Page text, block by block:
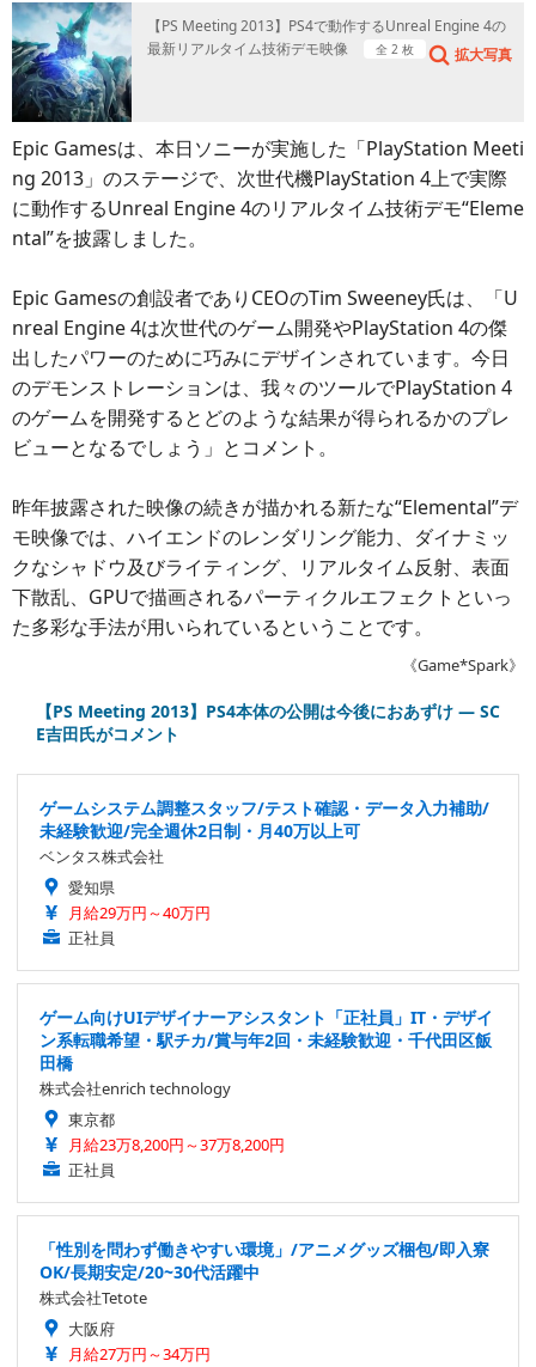
【PS Meeting 2013】PS4で動作するUnreal Engine 4の
最新リアルタイム技術デモ映像
全 2 枚 拡大写真
Epic Gamesは、本日ソニーが実施した「PlayStation Meeti
ng 2013」のステージで、次世代機PlayStation 4上で実際
に動作するUnreal Engine 4のリアルタイム技術デモ“Eleme
ntal”を披露しました。
Epic Gamesの創設者でありCEOのTim Sweeney氏は、「U
nreal Engine 4は次世代のゲーム開発やPlayStation 4の傑
出したパワーのために巧みにデザインされています。今日
のデモンストレーションは、我々のツールでPlayStation 4
のゲームを開発するとどのような結果が得られるかのプレ
ビューとなるでしょう」とコメント。
昨年披露された映像の続きが描かれる新たな“Elemental”デ
モ映像では、ハイエンドのレンダリング能力、ダイナミッ
クなシャドウ及びライティング、リアルタイム反射、表面
下散乱、GPUで描画されるパーティクルエフェクトといっ
た多彩な手法が用いられているということです。
《Game*Spark》
【PS Meeting 2013】PS4本体の公開は今後におあずけ ― SC
E吉田氏がコメント
ゲームシステム調整スタッフ/テスト確認・データ入力補助/
未経験歓迎/完全週休2日制・月40万以上可
ベンタス株式会社
愛知県
月給29万円～40万円
正社員
ゲーム向けUIデザイナーアシスタント「正社員」IT・デザイ
ン系転職希望・駅チカ/賞与年2回・未経験歓迎・千代田区飯
田橋
株式会社enrich technology
東京都
月給23万8,200円～37万8,200円
正社員
「性別を問わず働きやすい環境」/アニメグッズ梱包/即入寮
OK/長期安定/20~30代活躍中
株式会社Tetote
大阪府
月給27万円～34万円